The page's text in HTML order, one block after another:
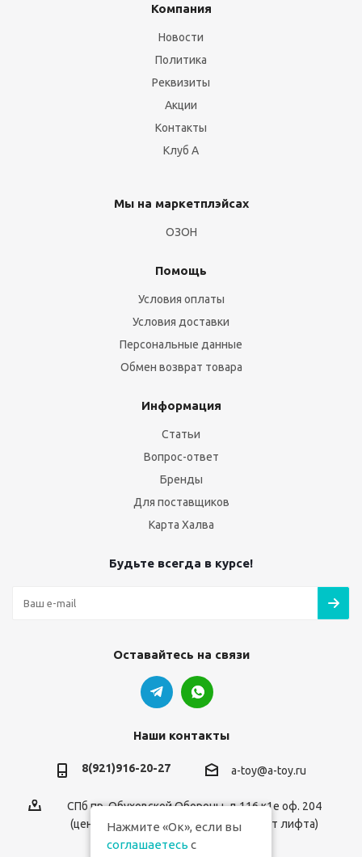
Компания
Новости
Политика
Реквизиты
Акции
Контакты
Клуб А
Мы на маркетплэйсах
ОЗОН
Помощь
Условия оплаты
Условия доставки
Персональные данные
Обмен возврат товара
Информация
Статьи
Вопрос-ответ
Бренды
Для поставщиков
Карта Халва
Будьте всегда в курсе!
Оставайтесь на связи
Наши контакты
8(921)916-20-27 a-toy@a-toy.ru
СПб пр. Обуховской Обороны, д.116 к1е оф. 204
(центральный вход 2-й этаж справа от лифта)
Нажмите «Ок», если вы
соглашаетесь с